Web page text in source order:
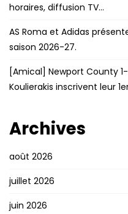
horaires, diffusion TV…
AS Roma et Adidas
saison 2026-27.
[Amical] Newport County
Koulierakis inscrivent leur
Archives
août 2026
juillet 2026
juin 2026